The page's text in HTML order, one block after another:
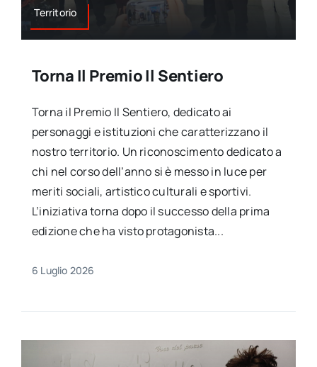
Territorio
Torna Il Premio Il Sentiero
Torna il Premio Il Sentiero, dedicato ai
personaggi e istituzioni che caratterizzano il
nostro territorio. Un riconoscimento dedicato a
chi nel corso dell’anno si è messo in luce per
meriti sociali, artistico culturali e sportivi.
L’iniziativa torna dopo il successo della prima
edizione che ha visto protagonista...
6 Luglio 2026